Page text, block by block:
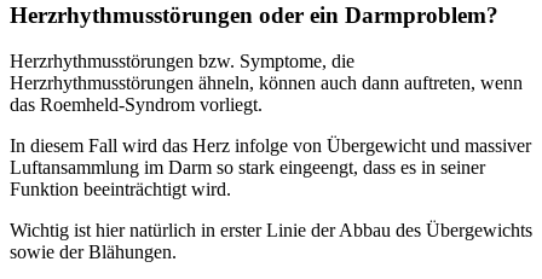
Herzrhythmusstörungen oder ein Darmproblem?
Herzrhythmusstörungen bzw. Symptome, die
Herzrhythmusstörungen ähneln, können auch dann auftreten, wenn
das Roemheld-Syndrom vorliegt.
In diesem Fall wird das Herz infolge von Übergewicht und massiver
Luftansammlung im Darm so stark eingeengt, dass es in seiner
Funktion beeinträchtigt wird.
Wichtig ist hier natürlich in erster Linie der Abbau des Übergewichts
sowie der Blähungen.